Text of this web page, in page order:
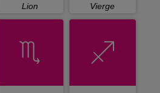
Lion Vierge